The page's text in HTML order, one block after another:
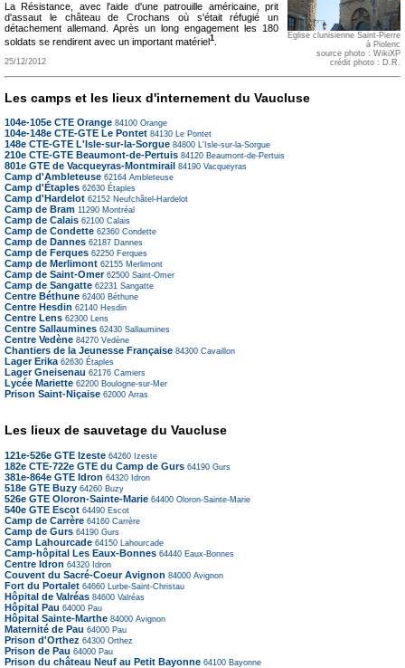
Église clunisienne Saint-Pierre
à Piolenc
source photo : WikiXP
crédit photo : D.R.
La Résistance, avec l'aide d'une patrouille américaine, prit
d'assaut le château de Crochans où s'était réfugié un
détachement allemand. Après un long engagement les 180
soldats se rendirent avec un important matériel1
25/12/2012
Les camps et les lieux d'internement du Vaucluse
104e-105e CTE Orange 84100 Orange
104e-148e CTE-GTE Le Pontet 84130 Le Pontet
148e CTE-GTE L'Isle-sur-la-Sorgue 84800 L'Isle-sur-la-Sorgue
210e CTE-GTE Beaumont-de-Pertuis 84120 Beaumont-de-Pertuis
801e GTE de Vacqueyras-Montmirail 84190 Vacqueyras
Camp d'Ambleteuse 62164 Ambleteuse
Camp d'Étaples 62630 Étaples
Camp d'Hardelot 62152 Neufchâtel-Hardelot
Camp de Bram 11290 Montréal
Camp de Calais 62100 Calais
Camp de Condette 62360 Condette
Camp de Dannes 62187 Dannes
Camp de Ferques 62250 Ferques
Camp de Merlimont 62155 Merlimont
Camp de Saint-Omer 62500 Saint-Omer
Camp de Sangatte 62231 Sangatte
Centre Béthune 62400 Béthune
Centre Hesdin 62140 Hesdin
Centre Lens 62300 Lens
Centre Sallaumines 62430 Sallaumines
Centre Vedène 84270 Vedène
Chantiers de la Jeunesse Française 84300 Cavaillon
Lager Erika 62630 Étaples
Lager Gneisenau 62176 Camiers
Lycée Mariette 62200 Boulogne-sur-Mer
Prison Saint-Niçaise 62000 Arras
Les lieux de sauvetage du Vaucluse
121e-526e GTE Izeste 64260 Izeste
182e CTE-722e GTE du Camp de Gurs 64190 Gurs
381e-864e GTE Idron 64320 Idron
518e GTE Buzy 64260 Buzy
526e GTE Oloron-Sainte-Marie 64400 Oloron-Sainte-Marie
540e GTE Escot 64490 Escot
Camp de Carrère 64160 Carrère
Camp de Gurs 64190 Gurs
Camp Lahourcade 64150 Lahourcade
Camp-hôpital Les Eaux-Bonnes 64440 Eaux-Bonnes
Centre Idron 64320 Idron
Couvent du Sacré-Coeur Avignon 84000 Avignon
Fort du Portalet 64660 Lurbe-Saint-Christau
Hôpital de Valréas 84600 Valréas
Hôpital Pau 64000 Pau
Hôpital Sainte-Marthe 84000 Avignon
Maternité de Pau 64000 Pau
Prison d'Orthez 64300 Orthez
Prison de Pau 64000 Pau
Prison du château Neuf au Petit Bayonne 64100 Bayonne